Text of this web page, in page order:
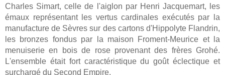
Charles Simart, celle de l'aiglon par Henri Jacquemart, les
émaux représentant les vertus cardinales exécutés par la
manufacture de Sèvres sur des cartons d'Hippolyte Flandrin,
les bronzes fondus par la maison Froment-Meurice et la
menuiserie en bois de rose provenant des frères Grohé.
L'ensemble était fort caractéristique du goût éclectique et
surchargé du Second Empire.